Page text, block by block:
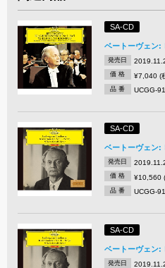
SA-CD
ベートーヴェン:
発売日
価 格 ¥7,040 (
品 番 UCGG-
SA-CD
ベートーヴェン:
発売日
価 格 ¥10,560
品 番 UCGG-
SA-CD
ベートーヴェン:
発売日